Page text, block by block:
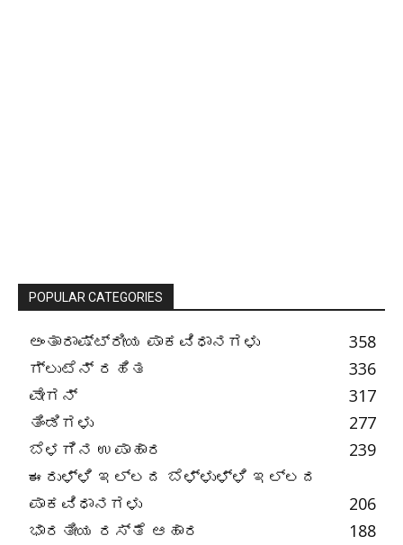
POPULAR CATEGORIES
ಅಂತಾರಾಷ್ಟ್ರೀಯ ಪಾಕವಿಧಾನಗಳು
358
ಗ್ಲುಟೆನ್ ರಹಿತ
336
ವೇಗನ್
317
ತಿಂಡಿಗಳು
277
ಬೆಳಗಿನ ಉಪಾಹಾರ
239
ಈರುಳ್ಳಿ ಇಲ್ಲದ ಬೆಳ್ಳುಳ್ಳಿ ಇಲ್ಲದ
ಪಾಕವಿಧಾನಗಳು
206
ಭಾರತೀಯ ರಸ್ತೆ ಆಹಾರ
188